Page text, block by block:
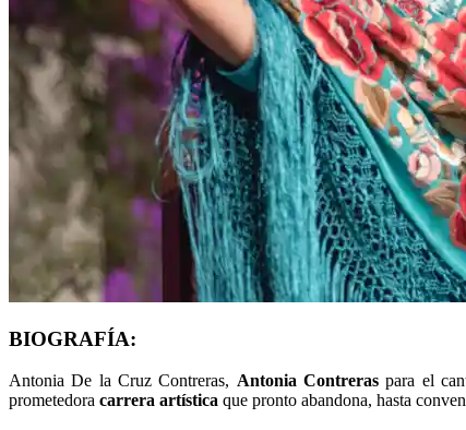
BIOGRAFÍA:
Antonia De la Cruz Contreras, Antonia Contreras para el
prometedora carrera artística que pronto abandona, hasta